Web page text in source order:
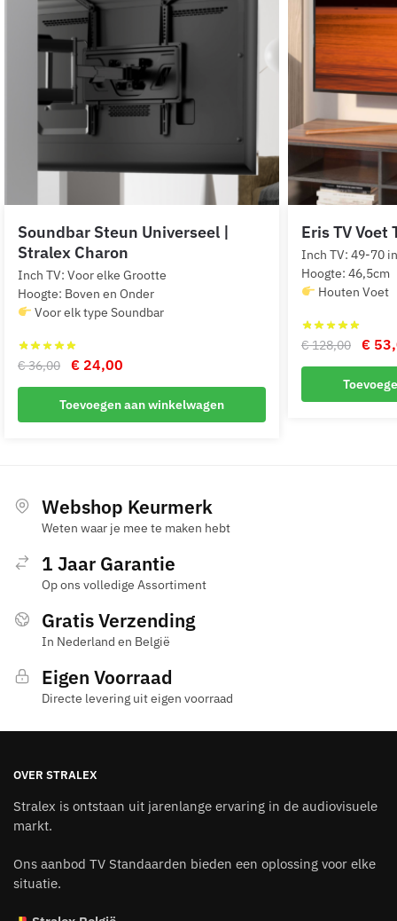
Soundbar Steun Universeel |
Stralex Charon
Inch TV: Voor elke Grootte
Hoogte: Boven en Onder
Voor elk type Soundbar
€36,00
Oorspronkelijke
prijs
was:
€ 24,00
prijs
is:
Toevoegen aan winkelwagen
Eris TV
Inch TV: 49-70
Hoogte: 46,5cm
Houten Voet
€128,00
prijs
was:
€
Webshop Keurmerk
Weten waar je mee te maken hebt
1 Jaar Garantie
Op ons volledige Assortiment
Gratis Verzending
In Nederland en België
Eigen Voorraad
Directe levering uit eigen voorraad
OVER STRALEX
Stralex is ontstaan uit jarenlange ervaring in de audiovisuele
markt.
Ons aanbod TV Standaarden bieden een oplossing voor elke
situatie.